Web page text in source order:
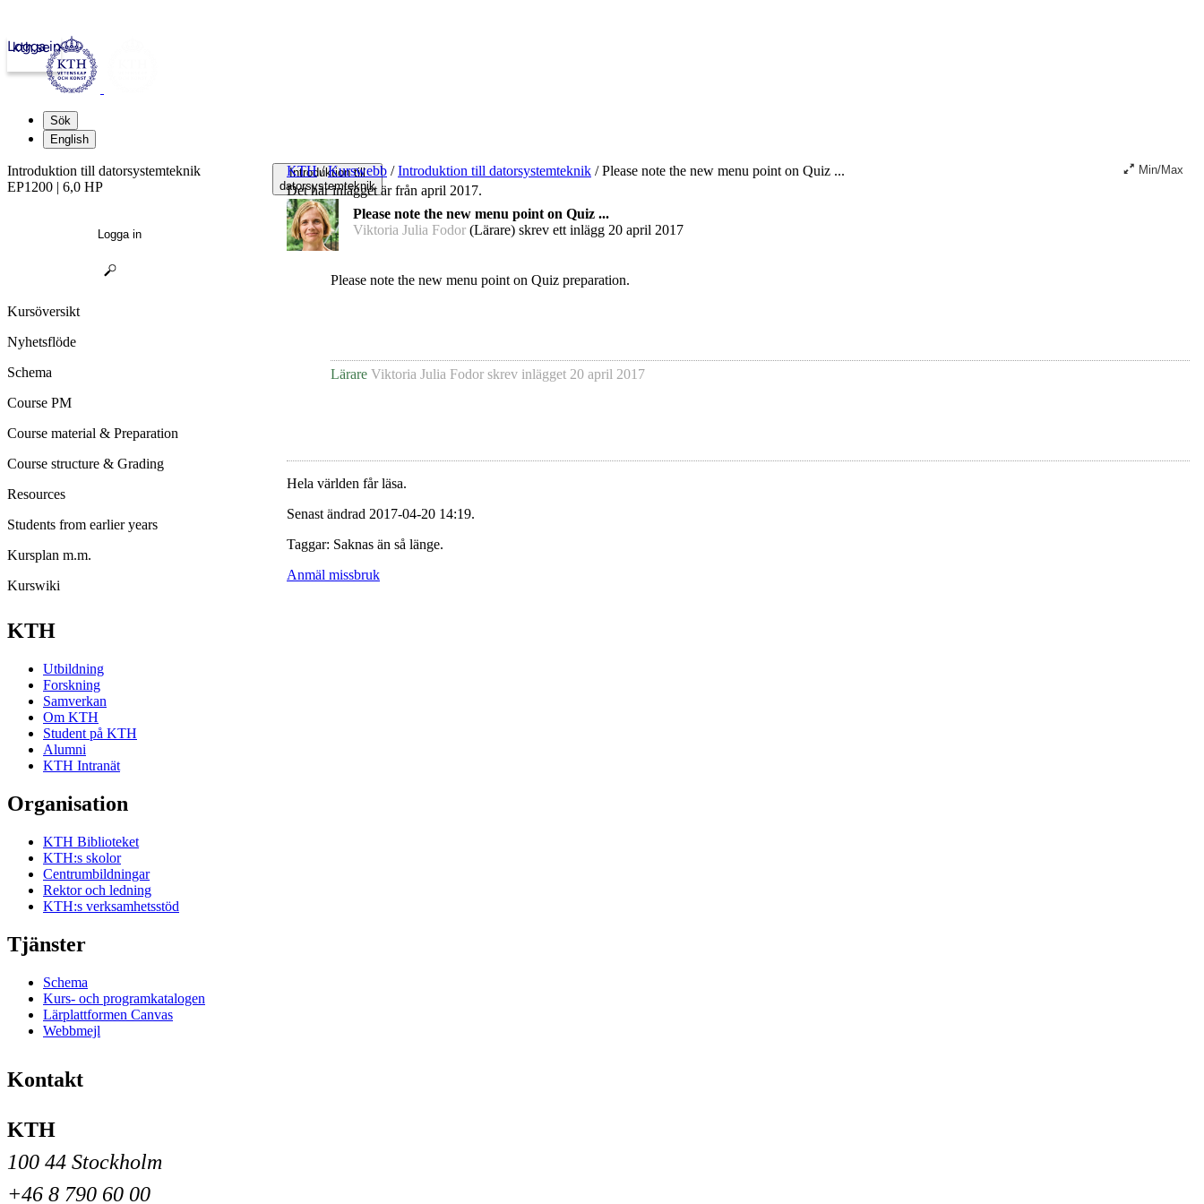
kth.se
Logga in
Sök
English
Introduktion till
datorsystemteknik
KTH / Kurswebb / Introduktion till datorsystemteknik /Please note the new menu point on Quiz ... Min/Max
Det här inlägget är från april 2017.
Please note the new menu point on Quiz ...
Viktoria Julia Fodor (Lärare) skrev ett inlägg 20 april 2017
Please note the new menu point on Quiz preparation.
Lärare Viktoria Julia Fodor skrev inlägget 20 april 2017
Hela världen får läsa.
Senast ändrad 2017-04-20 14:19.
Taggar: Saknas än så länge.
Anmäl missbruk
Introduktion till datorsystemteknik
EP1200 | 6,0 HP
Logga in
Kursöversikt
Nyhetsflöde
Schema
Course PM
Course material & Preparation
Course structure & Grading
Resources
Students from earlier years
Kursplan m.m.
Kurswiki
KTH
Utbildning
Forskning
Samverkan
Om KTH
Student på KTH
Alumni
KTH Intranät
Organisation
KTH Biblioteket
KTH:s skolor
Centrumbildningar
Rektor och ledning
KTH:s verksamhetsstöd
Tjänster
Schema
Kurs- och programkatalogen
Lärplattformen Canvas
Webbmejl
Kontakt
KTH
100 44 Stockholm
+46 8 790 60 00